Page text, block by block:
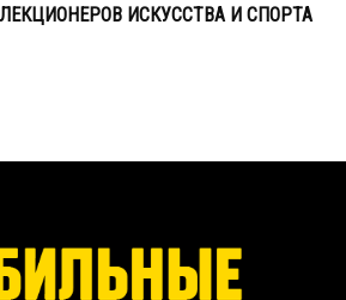
ИСКУССТВА И СПОРТА